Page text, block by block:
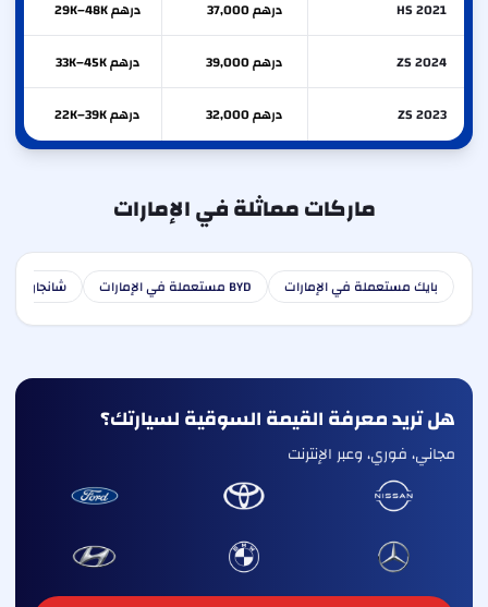
HS 2021 درهم 37,000 درهم 29K–48K
ZS 2024 درهم 39,000 درهم 33K–45K
ZS 2023 درهم 32,000 درهم 22K–39K
ماركات مماثلة في الإمارات
بايك مستعملة في الإمارات BYD مستعملة في الإمارات شانجان
هل تريد معرفة القيمة السوقية لسيارتك؟
مجاني، فوري، وعبر الإنترنت